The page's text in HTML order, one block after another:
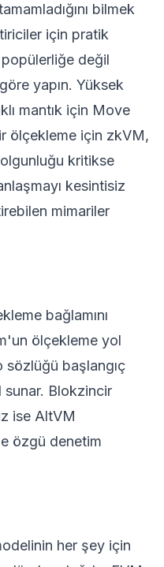
bilmek
için pratik
popülerliğe değil
yapın. Yüksek
mantık için Move
ölçekleme için zkVM,
kritikse
kesintisiz
mimariler
bağlamını
ölçekleme yol
sözlüğü başlangıç
Blokzincir
ise AltVM
özgü denetim
her şey için